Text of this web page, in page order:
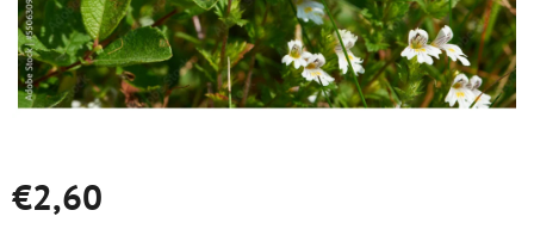
€2,60